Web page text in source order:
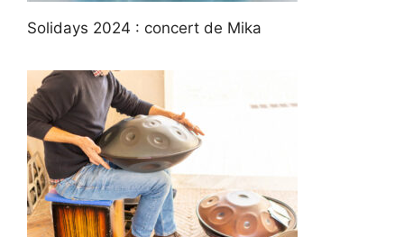
Solidays 2024 : concert de Mika